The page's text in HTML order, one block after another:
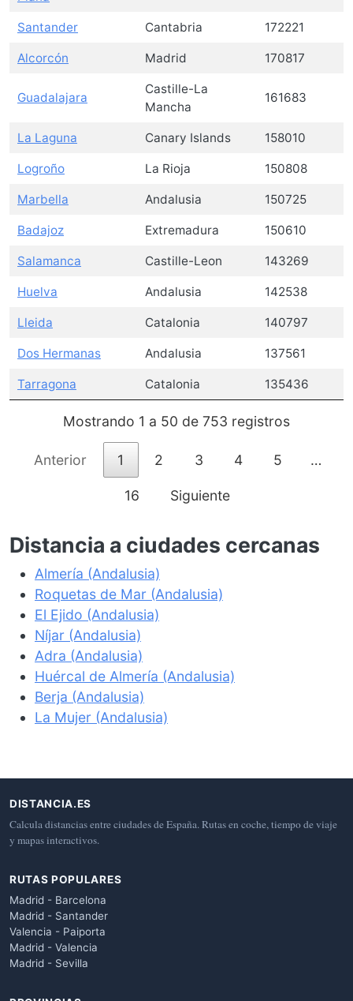
Santander Cantabria 172221
Alcorcón Madrid 170817
Guadalajara
Castille-La
Mancha
161683
La Laguna Canary Islands 158010
Logroño La Rioja 150808
Marbella Andalusia 150725
Badajoz Extremadura 150610
Salamanca Castille-Leon 143269
Huelva Andalusia 142538
Lleida Catalonia 140797
Dos Hermanas Andalusia 137561
Tarragona Catalonia 135436
Mostrando 1 a 50 de 753 registros
Anterior 1 2 3 4 5 …
16 Siguiente
Distancia a ciudades cercanas
Almería (Andalusia)
Roquetas de Mar (Andalusia)
El Ejido (Andalusia)
Níjar (Andalusia)
Adra (Andalusia)
Huércal de Almería (Andalusia)
Berja (Andalusia)
La Mujer (Andalusia)
DISTANCIA.ES
Calcula distancias entre ciudades de España. Rutas en coche, tiempo de viaje
y mapas interactivos.
RUTAS POPULARES
Madrid - Barcelona
Madrid - Santander
Valencia - Paiporta
Madrid - Valencia
Madrid - Sevilla